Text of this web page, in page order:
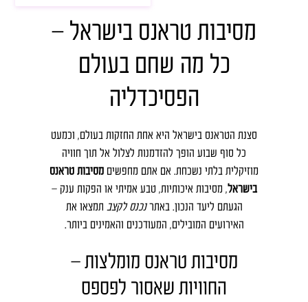
מסיבות טראנס בישראל –
כל מה שחם בעולם
הפסיכדליה
סצנת הטראנס בישראל היא אחת החזקות בעולם, וכמעט
כל סוף שבוע הופך להזדמנות לצלול אל תוך חוויה
מוזיקלית בלתי נשכחת. אם אתם מחפשים מסיבות טראנס
בישראל, מסיבות איכותיות, טבע אמיתי או הפקות ענק –
הגעתם ליעד הנכון. באתרנכנס לקצב תמצאו את
האירועים המובילים, המעודכנים והאמינים ביותר.
מסיבות טראנס מומלצות –
החוויות שאסור לפספס